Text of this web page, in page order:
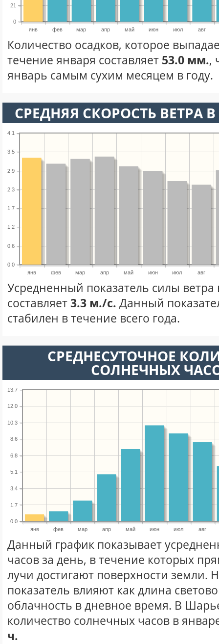
янв фев мар апр май июн июл авг
0
21
Количество осадков, которое
течение января составляет 53.0 мм.,
январь самым сухим месяцем в году.
СРЕДНЯЯ СКОРОСТЬ ВЕТРА
янв фев мар апр май июн июл авг
0.0
0.6
1.2
1.7
2.3
2.9
3.5
4.1
Усредненный показатель силы ветра
составляет3.3 м./с. Данный
стабилен в течение всего года.
СРЕДНЕСУТОЧНОЕ
СОЛНЕЧНЫХ
янв фев мар апр май июн июл авг
0.0
1.7
3.4
5.1
6.8
8.6
10.3
12.0
13.7
Данный график показывает
часов за день, в течение которых
лучи достигают поверхности земли.
показатель влияют как длина
облачность в дневное время. В
количество солнечных часов в
ч.